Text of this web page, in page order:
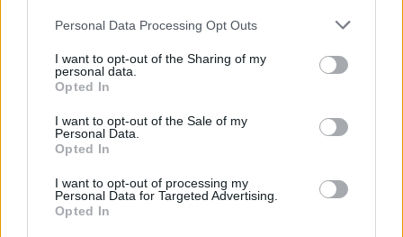
Please note that this website/app uses one or more Google
not limited to your visit or usage behaviour. You may click to
grant or deny consent to Google and its third-party tags to
use your data for below specified purposes in below Google
consent section.
Personal Data Processing Opt Outs
I want to opt-out of the Sharing of my
personal data.
Opted In
I want to opt-out of the Sale of my
Personal Data.
Opted In
I want to opt-out of processing my
Personal Data for Targeted Advertising.
Opted In
Mi az oka, hogy rajtad nem marad
tartós a parfüm illata?